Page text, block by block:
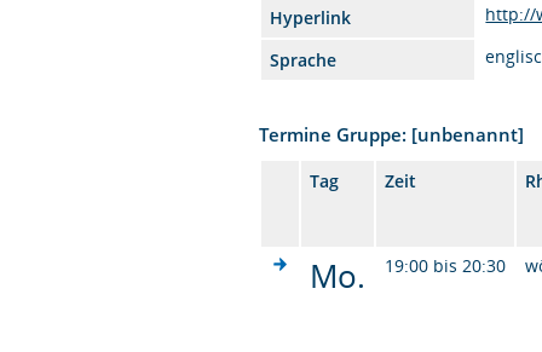
Hyperlink
http://
Sprache
Termine Gruppe: [unbenannt]
Tag Zeit
Mo. 19:00 bis 20:30